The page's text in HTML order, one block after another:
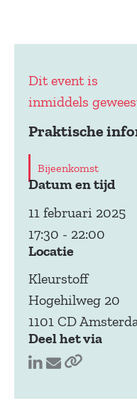
Dit event is
inmiddels
Praktische
Bijeenkomst
Datum en tijd
11 februari 2025
17:30 - 22:00
Locatie
Kleurstoff
Hogehilweg 20
1101 CD
Deel het via